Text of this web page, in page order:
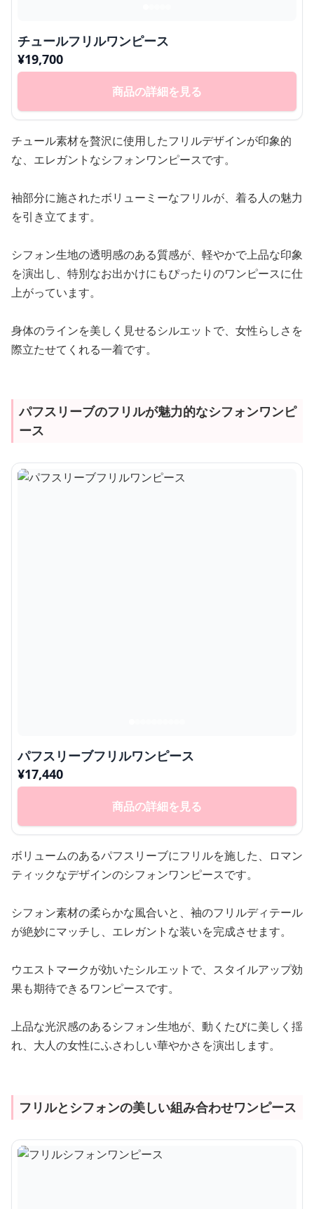
チュールフリルワンピース
¥19,700
商品の詳細を見る
チュール素材を贅沢に使用したフリルデザインが印象的
な、エレガントなシフォンワンピースです。
袖部分に施されたボリューミーなフリルが、着る人の魅力
を引き立てます。
シフォン生地の透明感のある質感が、軽やかで上品な印象
を演出し、特別なお出かけにもぴったりのワンピースに仕
上がっています。
身体のラインを美しく見せるシルエットで、女性らしさを
際立たせてくれる一着です。
パフスリーブのフリルが魅力的なシフォンワンピ
ース
パフスリーブフリルワンピース
¥17,440
商品の詳細を見る
ボリュームのあるパフスリーブにフリルを施した、ロマン
ティックなデザインのシフォンワンピースです。
シフォン素材の柔らかな風合いと、袖のフリルディテール
が絶妙にマッチし、エレガントな装いを完成させます。
ウエストマークが効いたシルエットで、スタイルアップ効
果も期待できるワンピースです。
上品な光沢感のあるシフォン生地が、動くたびに美しく揺
れ、大人の女性にふさわしい華やかさを演出します。
フリルとシフォンの美しい組み合わせワンピース